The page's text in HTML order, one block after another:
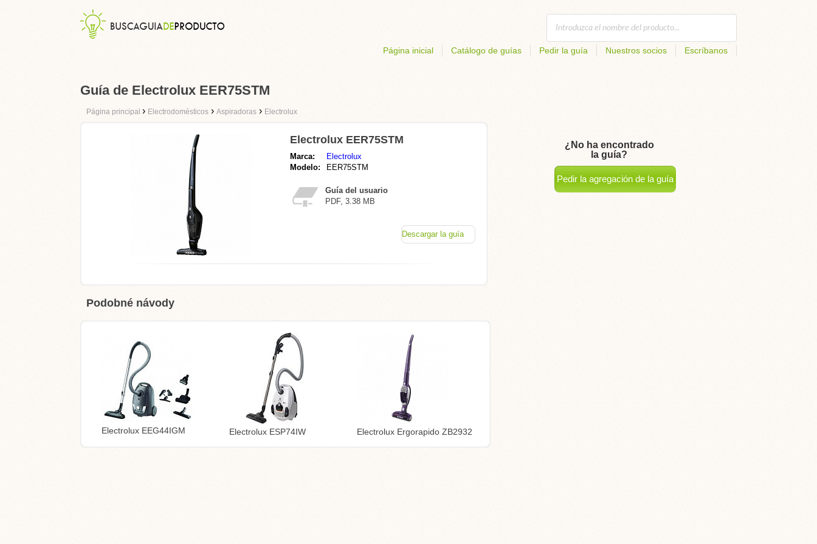
Página inicial Catálogo de guías Pedir la guía Nuestros socios Escríbanos
Guía de Electrolux EER75STM
Página principal › Electrodomésticos › Aspiradoras › Electrolux
Electrolux EER75STM
Marca:
Electrolux
Modelo:
EER75STM
Guía del usuario
PDF, 3.38 MB
Descargar la guía
Podobné návody
Electrolux EEG44IGM Electrolux ESP74IW Electrolux Ergorapido ZB2932
¿No ha encontrado
la guía?
Pedir la agregación de la guía